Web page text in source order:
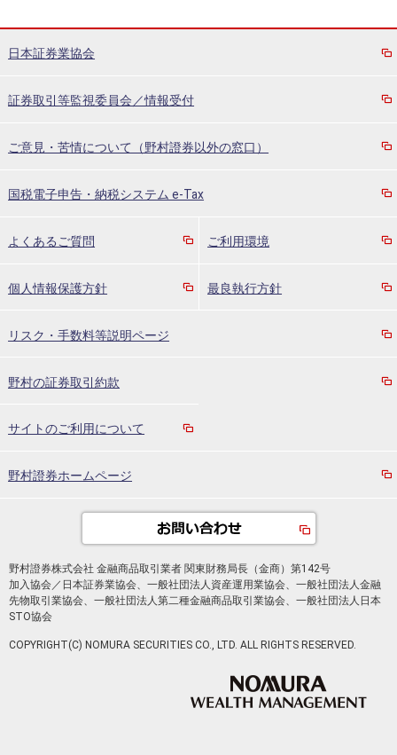
日本証券業協会
証券取引等監視委員会／情報受付
ご意見・苦情について（野村證券以外の窓口）
国税電子申告・納税システム e-Tax
よくあるご質問 ご利用環境
個人情報保護方針 最良執行方針
リスク・手数料等説明ページ
野村の証券取引約款
サイトのご利用について
野村證券ホームページ
野村證券株式会社 金融商品取引業者 関東財務局長（金商）第142号
加入協会／日本証券業協会、一般社団法人資産運用業協会、一般社団法人金融
先物取引業協会、一般社団法人第二種金融商品取引業協会、一般社団法人日本
STO協会
COPYRIGHT(C) NOMURA SECURITIES CO., LTD. ALL RIGHTS RESERVED.